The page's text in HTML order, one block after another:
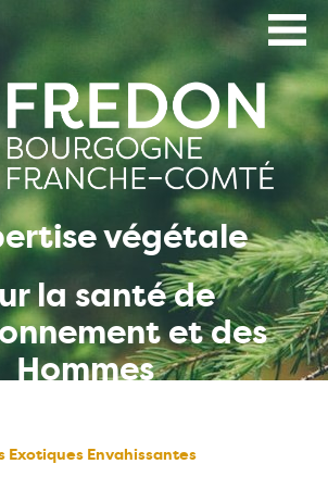
végétale
la santé de
et des
Hommes
Exotiques Envahissantes